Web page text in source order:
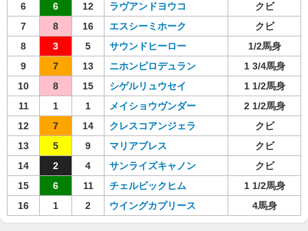
6
6 12 ラヴアンドヨウコ
クビ
7
8 16 エスシーミホーク
クビ
8
3 5 サウンドヒーロー
1/2馬身
9
7 13 ニホンピロデュラン
1 3/4馬身
10
8 15 シゲルリュウセイ
1 1/2馬身
11
1 1 メイショウヴンダー
2 1/2馬身
12
7 14 クレスコアンジェラ
クビ
13
5 9 マリアブレス
クビ
14
2 4 サンライズキャノン
クビ
15
6 11 チェルビックヒム
1 1/2馬身
16
1 2 ウイングカプリース 4馬身